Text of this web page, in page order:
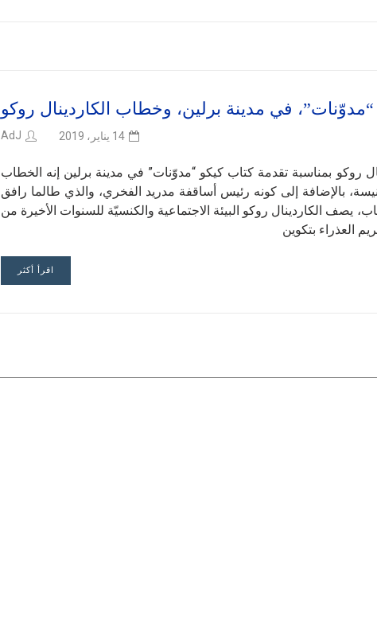
في مدينة برلين، وخطاب الكاردينال روكو
14 يناير، 2019 AdJ
هذا هو خطاب الكاردينال روكو بمناسبة تقدمة كتاب كيكو “مدوّنات” في مدينة برلين إنه الخطاب
بالإضافة إلى كونه رئيس أساقفة مدريد الفخري، والذي طالما رافق
يصف الكاردينال روكو البيئة الاجتماعية والكنسيّة للسنوات الأخيرة من
العذراء بتكوين
اقرأ أكثر